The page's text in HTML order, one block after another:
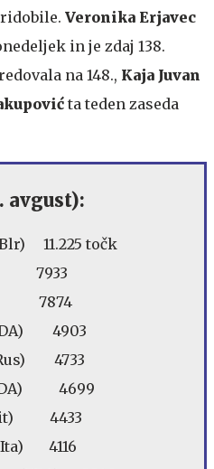
Veronika Erjavec
in je zdaj 138.
na 148., Kaja Juvan
ta teden zaseda
avgust):
11.225 točk
7933
7874
4903
4733
4699
(Kit) 4433
4116